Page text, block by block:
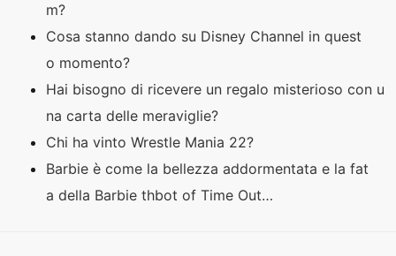
m?
Cosa stanno dando su Disney Channel in quest
o momento?
Hai bisogno di ricevere un regalo misterioso con u
na carta delle meraviglie?
Chi ha vinto Wrestle Mania 22?
Barbie è come la bellezza addormentata e la fat
a della Barbie thbot of Time Out…